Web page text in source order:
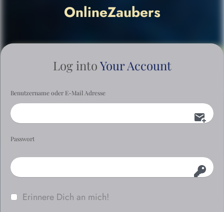
OnlineZaubers
Log intoYour Account
Benutzername oder E-Mail Adresse
Passwort
Erinnere Dich an mich!